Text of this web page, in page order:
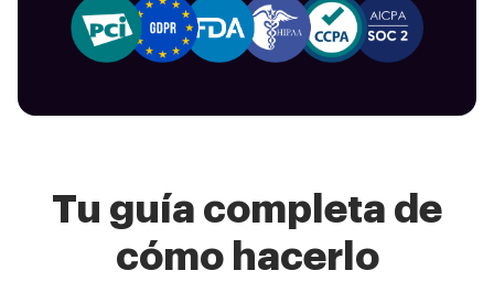
Tu guía completa de
cómo hacerlo